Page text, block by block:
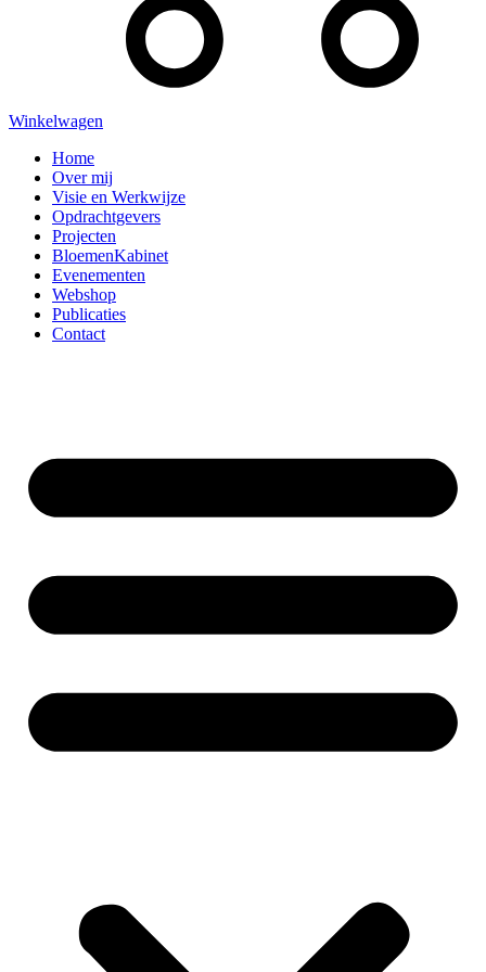
Winkelwagen
Home
Over mij
Visie en Werkwijze
Opdrachtgevers
Projecten
BloemenKabinet
Evenementen
Webshop
Publicaties
Contact